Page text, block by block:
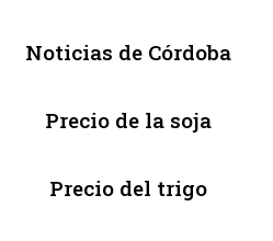
Noticias de Córdoba
Precio de la soja
Precio del trigo